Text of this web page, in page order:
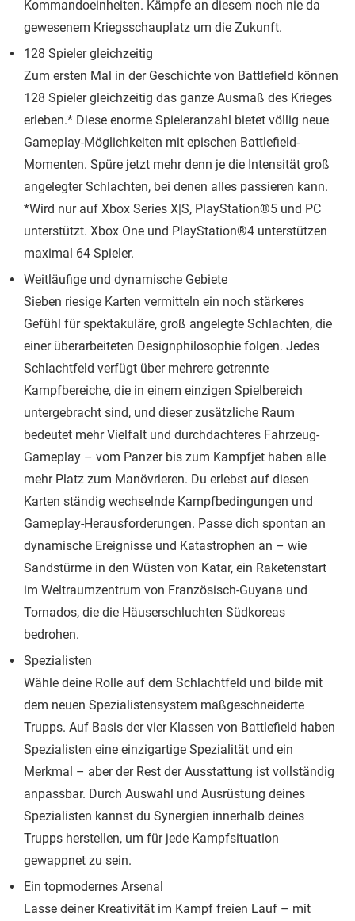
Kommandoeinheiten. Kämpfe an diesem noch nie da
gewesenem Kriegsschauplatz um die Zukunft.
128 Spieler gleichzeitig
Zum ersten Mal in der Geschichte von Battlefield können
128 Spieler gleichzeitig das ganze Ausmaß des Krieges
erleben.* Diese enorme Spieleranzahl bietet völlig neue
Gameplay-Möglichkeiten mit epischen Battlefield-
Momenten. Spüre jetzt mehr denn je die Intensität groß
angelegter Schlachten, bei denen alles passieren kann.
*Wird nur auf Xbox Series X|S, PlayStation®5 und PC
unterstützt. Xbox One und PlayStation®4 unterstützen
maximal 64 Spieler.
Weitläufige und dynamische Gebiete
Sieben riesige Karten vermitteln ein noch stärkeres
Gefühl für spektakuläre, groß angelegte Schlachten, die
einer überarbeiteten Designphilosophie folgen. Jedes
Schlachtfeld verfügt über mehrere getrennte
Kampfbereiche, die in einem einzigen Spielbereich
untergebracht sind, und dieser zusätzliche Raum
bedeutet mehr Vielfalt und durchdachteres Fahrzeug-
Gameplay – vom Panzer bis zum Kampfjet haben alle
mehr Platz zum Manövrieren. Du erlebst auf diesen
Karten ständig wechselnde Kampfbedingungen und
Gameplay-Herausforderungen. Passe dich spontan an
dynamische Ereignisse und Katastrophen an – wie
Sandstürme in den Wüsten von Katar, ein Raketenstart
im Weltraumzentrum von Französisch-Guyana und
Tornados, die die Häuserschluchten Südkoreas
bedrohen.
Spezialisten
Wähle deine Rolle auf dem Schlachtfeld und bilde mit
dem neuen Spezialistensystem maßgeschneiderte
Trupps. Auf Basis der vier Klassen von Battlefield haben
Spezialisten eine einzigartige Spezialität und ein
Merkmal – aber der Rest der Ausstattung ist vollständig
anpassbar. Durch Auswahl und Ausrüstung deines
Spezialisten kannst du Synergien innerhalb deines
Trupps herstellen, um für jede Kampfsituation
gewappnet zu sein.
Ein topmodernes Arsenal
Lasse deiner Kreativität im Kampf freien Lauf – mit